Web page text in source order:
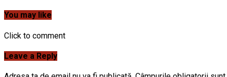
You may like
Click to comment
Leave a Reply